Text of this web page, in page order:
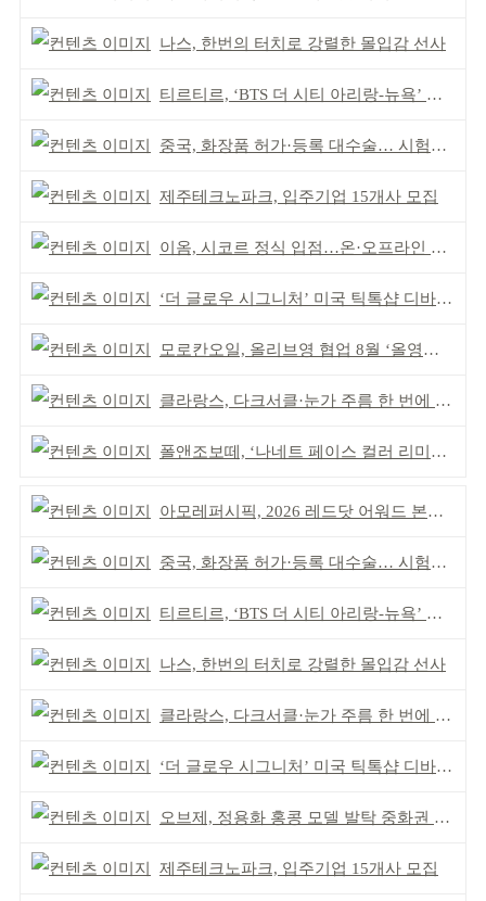
나스, 한번의 터치로 강렬한 몰입감 선사
티르티르, ‘BTS 더 시티 아리랑-뉴욕’ 참여
중국, 화장품 허가·등록 대수술… 시험자료 공용 허용
제주테크노파크, 입주기업 15개사 모집
이옴, 시코르 정식 입점…온·오프라인 유통망 확대
‘더 글로우 시그니처’ 미국 틱톡샵 디바이스 부문 1위
모로칸오일, 올리브영 협업 8월 ‘올영픽’ 선정
클라랑스, 다크서클·눈가 주름 한 번에 더블 케어
폴앤조보떼, ‘나네트 페이스 컬러 리미티드’ 출시
아모레퍼시픽, 2026 레드닷 어워드 본상 2개 수상
중국, 화장품 허가·등록 대수술… 시험자료 공용 허용
티르티르, ‘BTS 더 시티 아리랑-뉴욕’ 참여
나스, 한번의 터치로 강렬한 몰입감 선사
클라랑스, 다크서클·눈가 주름 한 번에 더블 케어
‘더 글로우 시그니처’ 미국 틱톡샵 디바이스 부문 1위
오브제, 정용화 홍콩 모델 발탁 중화권 공략 강화
제주테크노파크, 입주기업 15개사 모집